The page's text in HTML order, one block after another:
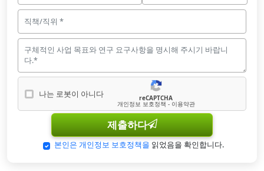
나는 로봇이 아닙니다
나는 로봇이 아니다 reCAPTCHA
개인정보 보호정책 - 이용약관
제출하다
본인은 개인정보 보호정책을 읽었음을 확인합니다.